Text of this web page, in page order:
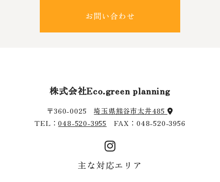
お問い合わせ
株式会社Eco.green planning
〒360-0025埼玉県熊谷市太井485
TEL：048-520-3955 FAX：048-520-3956
主な対応エリア